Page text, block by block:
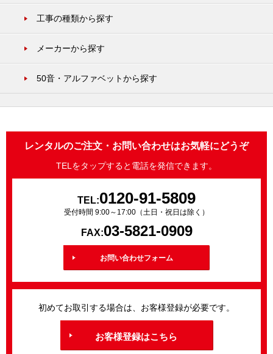
工事の種類から探す
メーカーから探す
50音・アルファベットから探す
レンタルのご注文・お問い合わせはお気軽にどうぞ
TELをタップすると電話を発信できます。
TEL:0120-91-5809
受付時間 9:00～17:00（土日・祝日は除く）
FAX:03-5821-0909
お問い合わせフォーム
初めてお取引する場合は、お客様登録が必要です。
お客様登録はこちら